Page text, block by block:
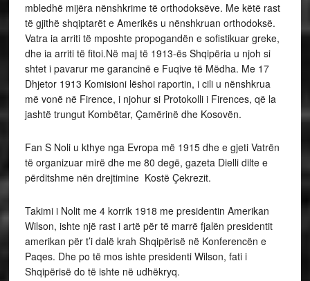
mbledhë mijëra nënshkrime të orthodoksëve. Me këtë rast
të gjithë shqiptarët e Amerikës u nënshkruan orthodoksë.
Vatra ia arriti të mposhte propogandën e sofistikuar greke,
dhe ia arriti të fitoi.Në maj të 1913-ës Shqipëria u njoh si
shtet i pavarur me garancinë e Fuqive të Mëdha. Me 17
Dhjetor 1913 Komisioni lëshoi raportin, i cili u nënshkrua
më vonë në Firence, i njohur si Protokolli i Firences, që la
jashtë trungut Kombëtar, Çamërinë dhe Kosovën.
Fan S Noli u kthye nga Evropa më 1915 dhe e gjeti Vatrën
të organizuar mirë dhe me 80 degë, gazeta Dielli dilte e
përditshme nën drejtimine Kostë Çekrezit.
Takimi i Nolit me 4 korrik 1918 me presidentin Amerikan
Wilson, ishte një rast i artë për të marrë fjalën presidentit
amerikan për t’i dalë krah Shqipërisë në Konferencën e
Paqes. Dhe po të mos ishte presidenti Wilson, fati i
Shqipërisë do të ishte në udhëkryq.